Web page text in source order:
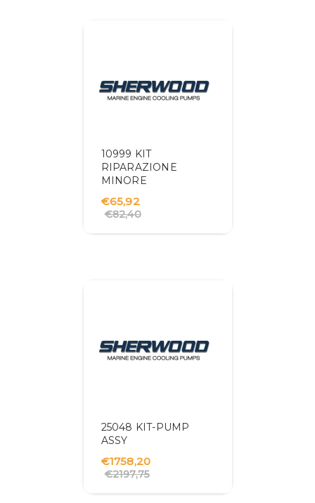
10999 KIT
RIPARAZIONE
MINORE
€65,92
€82,40
25048 KIT-PUMP
ASSY
€1758,20
€2197,75